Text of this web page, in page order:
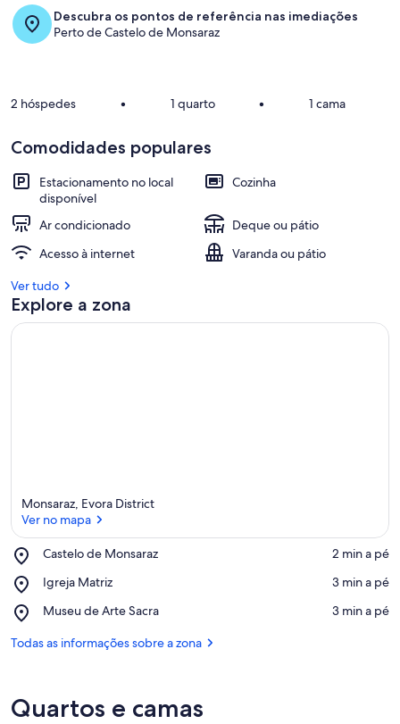
Quarto
Descubra os pontos de referência nas imediações
Perto de Castelo de Monsaraz
2 hóspedes • 1 quarto • 1 cama
Comodidades populares
Estacionamento no local
disponível
Cozinha
Ar condicionado
Deque ou pátio
Acesso à internet
Varanda ou pátio
Ver tudo
Explore a zona
Monsaraz, Evora District
Ver no mapa
Castelo de Monsaraz
Place,
de
‪2 min a pé‬
Igreja Matriz
Place,
Matriz
‪3 min a pé‬
Museu de Arte Sacra
Place,
de
‪3 min a pé‬
Todas as informações sobre a zona
Quartos e camas